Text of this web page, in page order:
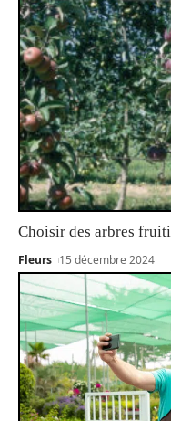
Choisir des arbres
Fleurs 15 décembre 2024